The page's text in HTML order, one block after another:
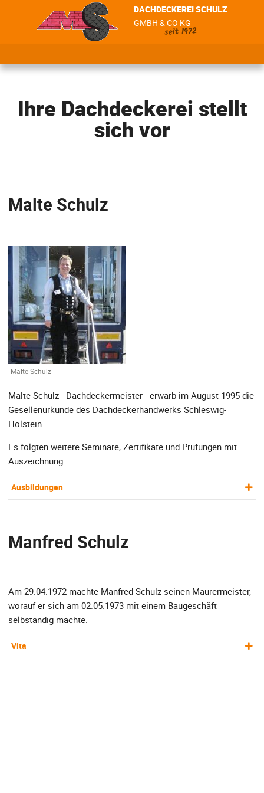
DACHDECKEREI SCHULZ
GMBH & CO KG
seit 1972
Ihre Dachdeckerei stellt
sich vor
Malte Schulz
Malte Schulz
Malte Schulz - Dachdeckermeister - erwarb im August 1995 die
Gesellenurkunde des Dachdeckerhandwerks Schleswig-
Holstein.
Es folgten weitere Seminare, Zertifikate und Prüfungen mit
Auszeichnung:
Ausbildungen
Manfred Schulz
Am 29.04.1972 machte Manfred Schulz seinen Maurermeister,
worauf er sich am 02.05.1973 mit einem Baugeschäft
selbständig machte.
Vita